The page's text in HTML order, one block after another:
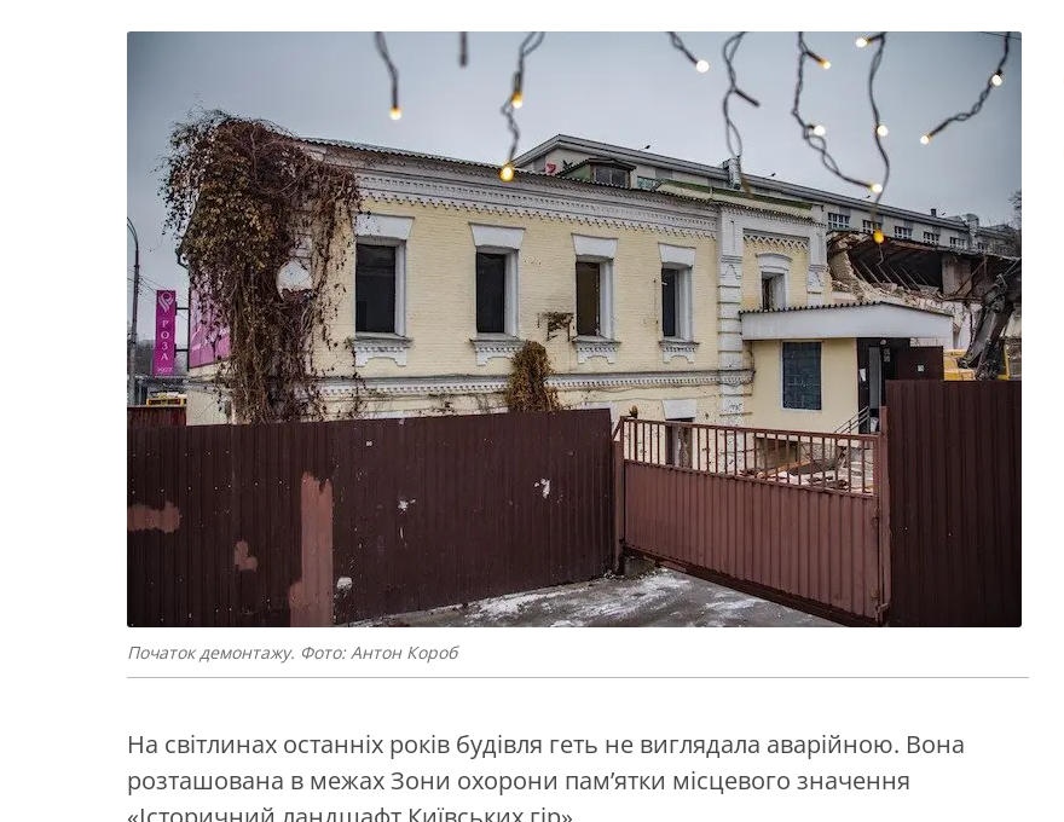
Початок демонтажу. Фото: Антон Короб
На світлинах останніх років будівля геть не виглядала аварійною. Вона
розташована в межах Зони охорони пам’ятки місцевого значення